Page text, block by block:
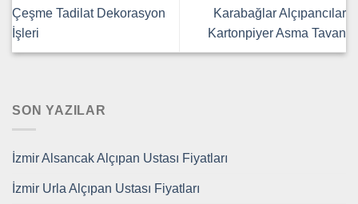
Çeşme Tadilat Dekorasyon
İşleri
Karabağlar Alçıpancılar
Kartonpiyer Asma Tavan
SON YAZILAR
İzmir Alsancak Alçıpan Ustası Fiyatları
İzmir Urla Alçıpan Ustası Fiyatları